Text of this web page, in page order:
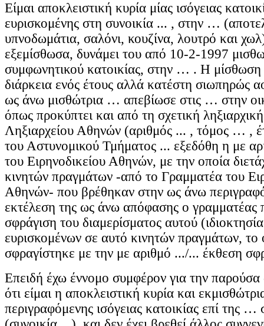
Είμαι αποκλειστική κυρία μίας ισόγειας
ευρισκομένης στη συνοικία ... , στην …
υπνοδωμάτια, σαλόνι, κουζίνα, λουτρό και
εξεμίσθωσα, δυνάμει του από 10-2-1997
συμφωνητικού κατοικίας, στην … . Η μίσθωση
διάρκεια ενός έτους αλλά κατέστη σιωπηρώς
ως άνω μισθώτρια … απεβίωσε στις … στην
όπως προκύπτει και από τη σχετική
Ληξιαρχείου Αθηνών (αριθμός ... , τόμος … ,
του Αστυνομικού Τμήματος ... εξεδόθη η με
του Ειρηνοδικείου Αθηνών, με την οποία
κινητών πραγμάτων -από το Γραμματέα του
Αθηνών- που βρέθηκαν στην ως άνω
εκτέλεση της ως άνω απόφασης ο γραμματέας
σφράγιση του διαμερίσματος αυτού
ευρισκομένων σε αυτό κινητών πραγμάτων, το
σφραγίστηκε με την με αριθμό .../... έκθεση
Επειδή έχω έννομο συμφέρον για την παρούσα
ότι είμαι η αποκλειστική κυρία και
περιγραφόμενης ισόγειας κατοικίας επί της